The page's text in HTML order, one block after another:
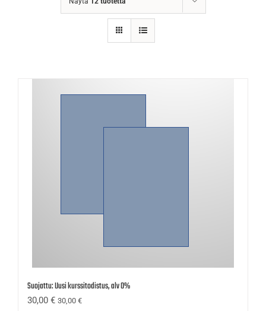
Suojattu: Uusi kurssitodistus, alv 0%
30,00 € 30,00 €